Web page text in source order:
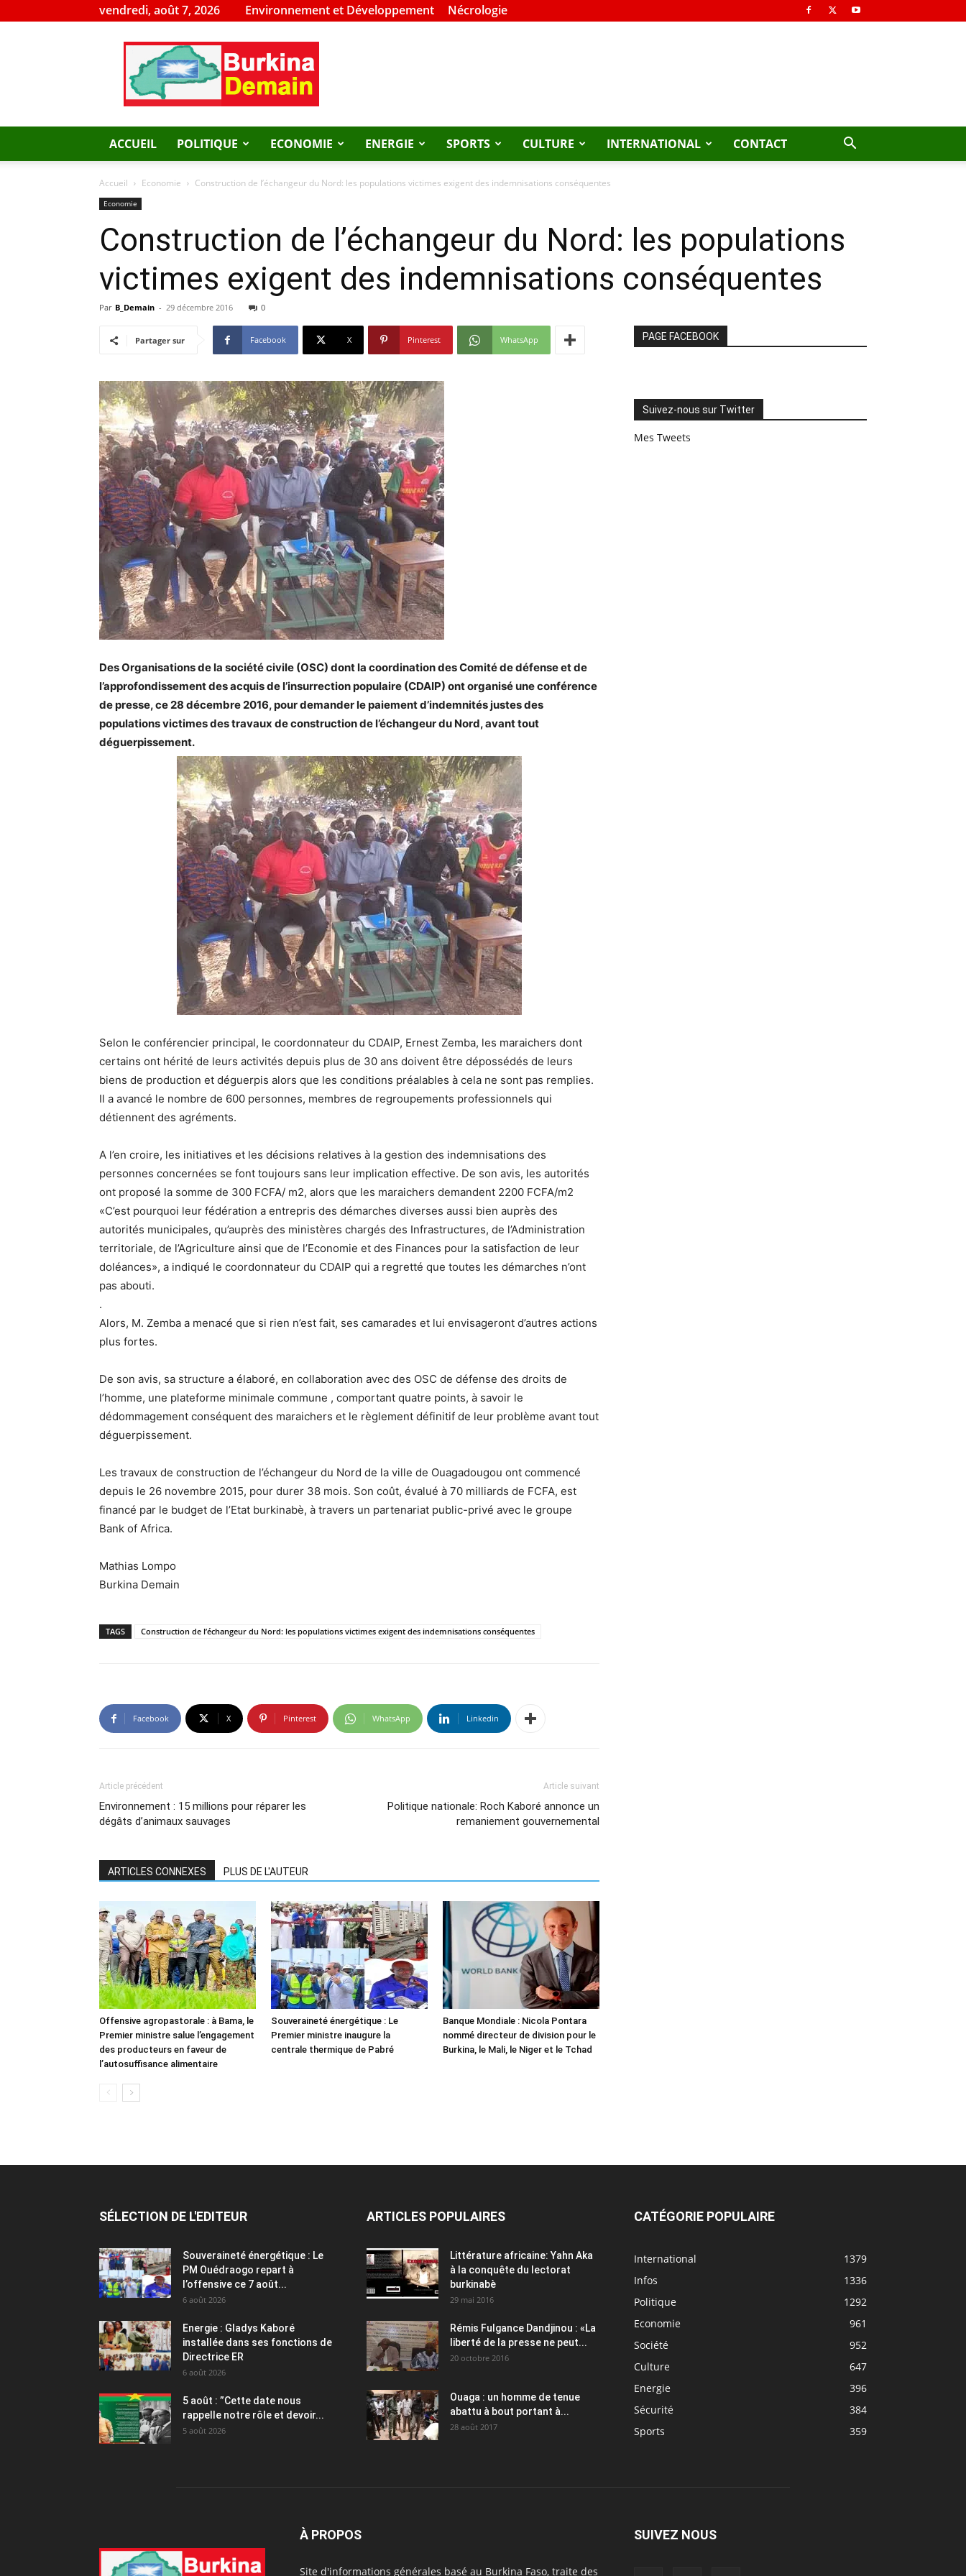
vendredi, août 7, 2026 Environnement et Développement Nécrologie
Burkina
Demain
ACCUEIL POLITIQUE ECONOMIE ENERGIE SPORTS CULTURE INTERNATIONAL CONTACT
Accueil Economie Construction de l’échangeur du Nord: les populations victimes exigent des indemnisations conséquentes
Economie
Construction de l’échangeur du Nord: les populations
victimes exigent des indemnisations conséquentes
Par B_Demain - 29 décembre 2016 0
Partager sur Facebook X Pinterest WhatsApp
Des Organisations de la société civile (OSC) dont la coordination des Comité de défense et de
l’approfondissement des acquis de l’insurrection populaire (CDAIP) ont organisé une conférence
de presse, ce 28 décembre 2016, pour demander le paiement d’indemnités justes des
populations victimes des travaux de construction de l’échangeur du Nord, avant tout
déguerpissement.
Selon le conférencier principal, le coordonnateur du CDAIP, Ernest Zemba, les maraichers dont
certains ont hérité de leurs activités depuis plus de 30 ans doivent être dépossédés de leurs
biens de production et déguerpis alors que les conditions préalables à cela ne sont pas remplies.
Il a avancé le nombre de 600 personnes, membres de regroupements professionnels qui
détiennent des agréments.
A l’en croire, les initiatives et les décisions relatives à la gestion des indemnisations des
personnes concernées se font toujours sans leur implication effective. De son avis, les autorités
ont proposé la somme de 300 FCFA/ m2, alors que les maraichers demandent 2200 FCFA/m2
«C’est pourquoi leur fédération a entrepris des démarches diverses aussi bien auprès des
autorités municipales, qu’auprès des ministères chargés des Infrastructures, de l’Administration
territoriale, de l’Agriculture ainsi que de l’Economie et des Finances pour la satisfaction de leur
doléances», a indiqué le coordonnateur du CDAIP qui a regretté que toutes les démarches n’ont
pas abouti.
.
Alors, M. Zemba a menacé que si rien n’est fait, ses camarades et lui envisageront d’autres actions
plus fortes.
De son avis, sa structure a élaboré, en collaboration avec des OSC de défense des droits de
l’homme, une plateforme minimale commune , comportant quatre points, à savoir le
dédommagement conséquent des maraichers et le règlement définitif de leur problème avant tout
déguerpissement.
Les travaux de construction de l’échangeur du Nord de la ville de Ouagadougou ont commencé
depuis le 26 novembre 2015, pour durer 38 mois. Son coût, évalué à 70 milliards de FCFA, est
financé par le budget de l’Etat burkinabè, à travers un partenariat public-privé avec le groupe
Bank of Africa.
Mathias Lompo
Burkina Demain
TAGS Construction de l’échangeur du Nord: les populations victimes exigent des indemnisations conséquentes
Facebook X Pinterest WhatsApp Linkedin
Article précédent
Environnement : 15 millions pour réparer les
dégâts d’animaux sauvages
Article suivant
Politique nationale: Roch Kaboré annonce un
remaniement gouvernemental
ARTICLES CONNEXES PLUS DE L'AUTEUR
Offensive agropastorale : à Bama, le
Premier ministre salue l’engagement
des producteurs en faveur de
l’autosuffisance alimentaire
Souveraineté énergétique : Le
Premier ministre inaugure la
centrale thermique de Pabré
Banque Mondiale : Nicola Pontara
nommé directeur de division pour le
Burkina, le Mali, le Niger et le Tchad
PAGE FACEBOOK
Suivez-nous sur Twitter
Mes Tweets
SÉLECTION DE L'EDITEUR
Souveraineté énergétique : Le
PM Ouédraogo repart à
l’offensive ce 7 août...
6 août 2026
Energie : Gladys Kaboré
installée dans ses fonctions de
Directrice ER
6 août 2026
5 août : ”Cette date nous
rappelle notre rôle et devoir...
5 août 2026
ARTICLES POPULAIRES
Littérature africaine: Yahn Aka
à la conquête du lectorat
burkinabè
29 mai 2016
Rémis Fulgance Dandjinou : «La
liberté de la presse ne peut...
20 octobre 2016
Ouaga : un homme de tenue
abattu à bout portant à...
28 août 2017
CATÉGORIE POPULAIRE
International
1379
Infos
1336
Politique
1292
Economie
961
Société
952
Culture
647
Energie
396
Sécurité
384
Sports
359
À PROPOS
Site d'informations générales basé au Burkina Faso, traite des
SUIVEZ NOUS